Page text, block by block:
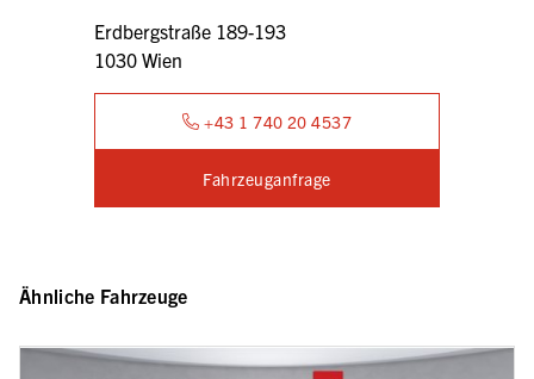
Erdbergstraße 189-193
1030 Wien
+43 1 740 20 4537
Fahrzeuganfrage
Ähnliche Fahrzeuge